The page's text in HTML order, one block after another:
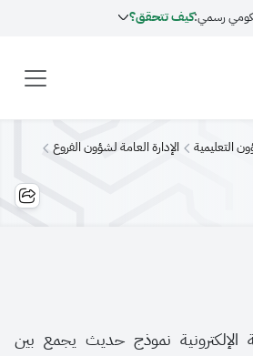
رسمي:كيف تتحقق؟
التعليمية
الإدارة العامة لشؤون الفروع
الإلكترونية نموذج حديث يجمع بين